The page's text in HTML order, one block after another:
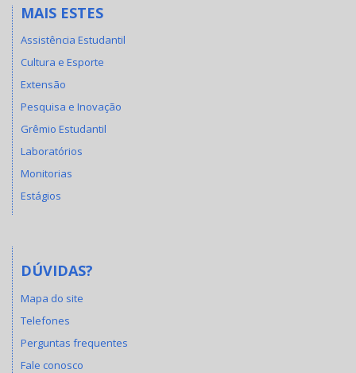
MAIS ESTES
Assistência Estudantil
Cultura e Esporte
Extensão
Pesquisa e Inovação
Grêmio Estudantil
Laboratórios
Monitorias
Estágios
DÚVIDAS?
Mapa do site
Telefones
Perguntas frequentes
Fale conosco